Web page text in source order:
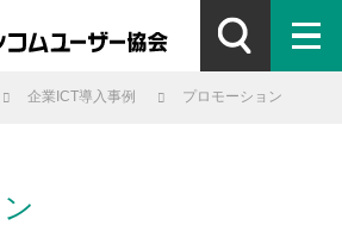
企業ICT導入事例 プロモーション